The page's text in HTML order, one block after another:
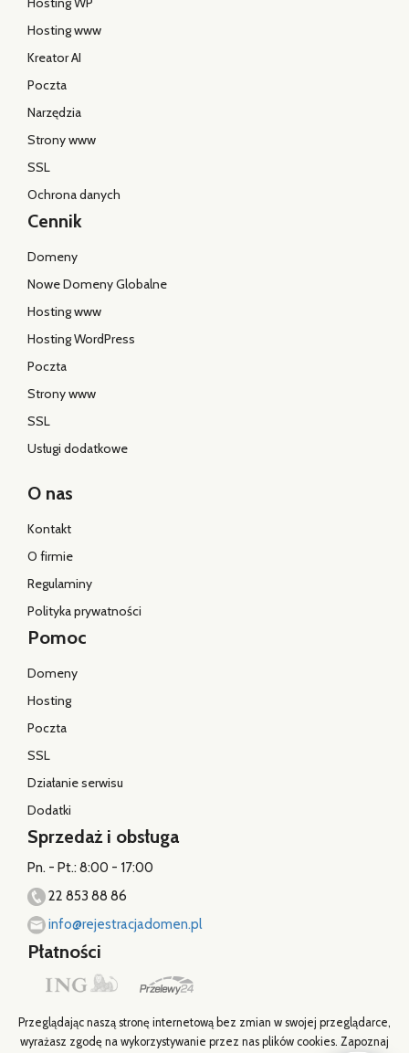
Hosting www
Kreator AI
Poczta
Narzędzia
Strony www
SSL
Ochrona danych
Cennik
Domeny
Nowe Domeny Globalne
Hosting www
Hosting WordPress
Poczta
Strony www
SSL
Usługi dodatkowe
O nas
Kontakt
O firmie
Regulaminy
Polityka prywatności
Pomoc
Domeny
Hosting
Poczta
SSL
Działanie serwisu
Dodatki
Sprzedaż i obsługa
Pn. - Pt.: 8:00 - 17:00
22 853 88 86
info@rejestracjadomen.pl
Płatności
Przeglądając naszą stronę internetową bez zmian w swojej przeglądarce,
wyrażasz zgodę na wykorzystywanie przez nas plików cookies. Zapoznaj